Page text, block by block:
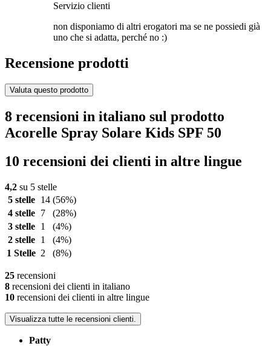
Servizio clienti
non disponiamo di altri erogatori ma se ne possiedi già
uno che si adatta, perché no :)
Recensione prodotti
Valuta questo prodotto
8 recensioni in italiano sul prodotto
Acorelle Spray Solare Kids SPF 50
10 recensioni dei clienti in altre lingue
4,2 su 5 stelle
5 stelle
14 (56%)
4 stelle
7
(28%)
3 stelle
1
(4%)
2 stelle
1
(4%)
1 Stelle 2 (8%)
25 recensioni
8 recensioni dei clienti in italiano
10 recensioni dei clienti in altre lingue
Visualizza tutte le recensioni clienti.
Patty